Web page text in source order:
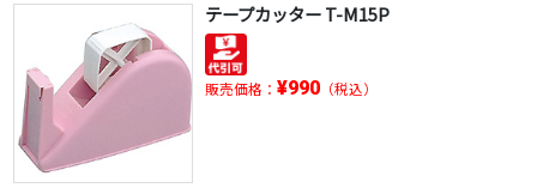
テープカッター T-M15P
販売価格： ¥990（税込）